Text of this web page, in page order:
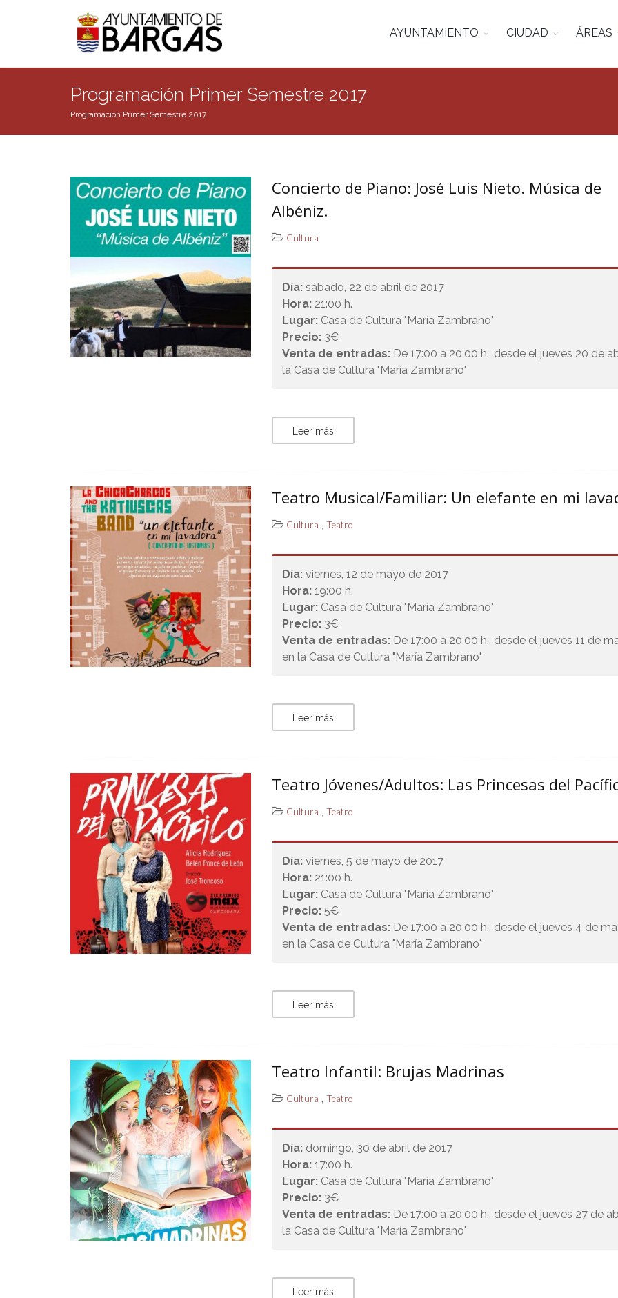
AYUNTAMIENTO CIUDAD ÁREAS
Programación Primer Semestre 2017
Programación Primer Semestre 2017
Concierto de Piano: José Luis Nieto. Música de
Albéniz.
Cultura
Día:sábado, 22 de abril de 2017
Hora: 21:00 h.
Lugar: Casa de Cultura "María Zambrano"
Precio: 3€
Venta de entradas: De 17:00 a 20:00 h., desde el jueves 20 de
la Casa de Cultura "María Zambrano"
Leer más
Teatro Musical/Familiar: Un elefante en mi
Cultura ,Teatro
Día:viernes, 12 de mayo de 2017
Hora:19:00 h.
Lugar: Casa de Cultura "María Zambrano"
Precio: 3€
Venta de entradas: De 17:00 a 20:00 h., desde el jueves 11 de
en la Casa de Cultura "María Zambrano"
Leer más
Teatro Jóvenes/Adultos: Las Princesas del
Cultura ,Teatro
Día:viernes, 5 de mayo de 2017
Hora: 21:00 h.
Lugar: Casa de Cultura "María Zambrano"
Precio:5€
Venta de entradas: De 17:00 a 20:00 h., desde el jueves 4 de
en la Casa de Cultura "María Zambrano"
Leer más
Teatro Infantil: Brujas Madrinas
Cultura ,Teatro
Día: domingo, 30 de abril de 2017
Hora:17:00 h.
Lugar: Casa de Cultura "María Zambrano"
Precio: 3€
Venta de entradas: De 17:00 a 20:00 h., desde el jueves 27 de
la Casa de Cultura "María Zambrano"
Leer más